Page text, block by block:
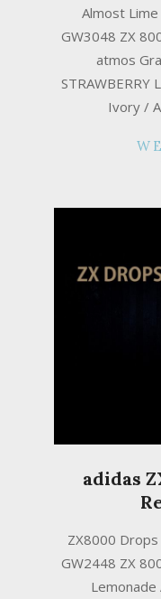
Almost
GW3048 ZX
atmos
STRAWBERRY
Ivory /
adidas
01-
19
ZX8000
GW2448 ZX
Lemonade